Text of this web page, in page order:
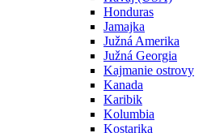
Honduras
Jamajka
Južná Amerika
Južná Georgia
Kajmanie ostrovy
Kanada
Karibik
Kolumbia
Kostarika